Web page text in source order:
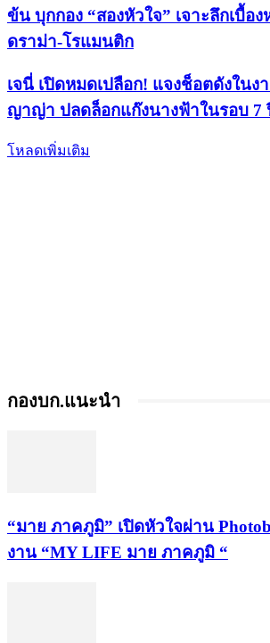
ข้น บุกกอง “สองหัวใจ” เจาะลึกเบื้อ
ดราม่า-โรแมนติก
เจนี่ เปิดหมดเปลือก! แจงช็อตดังใน
ญาญ่า ปลดล็อกแก๊งนางฟ้าในรอบ 7
โหลดเพิ่มเติม
กองบก.แนะนำ
“มาย ภาคภูมิ” เปิดหัวใจผ่าน
งาน “MY LIFE มาย ภาคภูมิ “